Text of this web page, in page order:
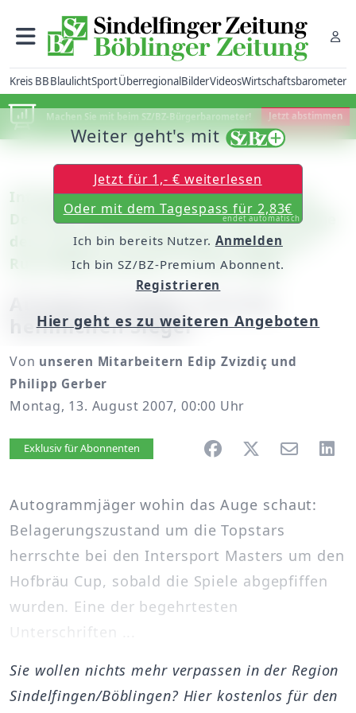
Kreis BBBlaulichtSportÜberregionalBilderVideosWirtschaftsbarometer
Machen Sie mit beim SZ/BZ-Bürgerbarometer! Jetzt abstimmen
Intersport Master um den Hofbräu Cup:
Der TBV Lemgo gewinnt die fünfte Auflage
des Turniers im Sindelfinger Glaspalast /
Rund 6000 Zuschauer an zwei Tagen
heimlichen Sieger
Von unseren Mitarbeitern Edip Zvizdiç und
Philipp Gerber
Montag, 13. August 2007, 00:00 Uhr
Artikel vorlesen
Exklusiv für Abonnenten
Autogrammjäger wohin das Auge schaut:
Belagerungszustand um die Topstars
herrschte bei den Intersport Masters um den
Hofbräu Cup, sobald die Spiele abgepfiffen
wurden. Eine der begehrtesten
Unterschriften ...
Weiter geht's mit
Jetzt für 1,- € weiterlesen
Oder mit dem Tagespass für 2,83€
endet automatisch
Ich bin bereits Nutzer. Anmelden
Ich bin SZ/BZ-Premium Abonnent.
Registrieren
Hier geht es zu weiteren Angeboten
Sie wollen nichts mehr verpassen in der Region
Sindelfingen/Böblingen? Hier kostenlos für den